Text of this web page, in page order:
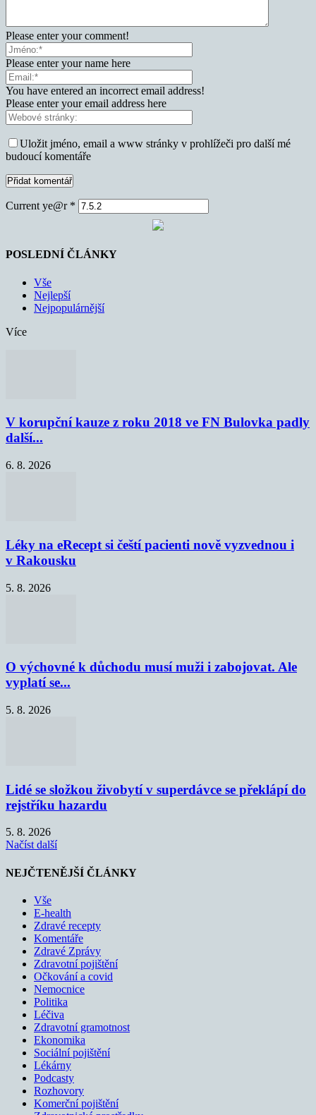
Please enter your comment!
Please enter your name here
You have entered an incorrect email address!
Please enter your email address here
Uložit jméno, email a www stránky v prohlížeči pro další mé
budoucí komentáře
Current ye@r *
POSLEDNÍ ČLÁNKY
Vše
Nejlepší
Nejpopulárnější
Více
V korupční kauze z roku 2018 ve FN Bulovka padly
další...
6. 8. 2026
Léky na eRecept si čeští pacienti nově vyzvednou i
v Rakousku
5. 8. 2026
O výchovné k důchodu musí muži i zabojovat. Ale
vyplatí se...
5. 8. 2026
Lidé se složkou živobytí v superdávce se překlápí do
rejstříku hazardu
5. 8. 2026
Načíst další
NEJČTENĚJŠÍ ČLÁNKY
Vše
E-health
Zdravé recepty
Komentáře
Zdravé Zprávy
Zdravotní pojištění
Očkování a covid
Nemocnice
Politika
Léčiva
Zdravotní gramotnost
Ekonomika
Sociální pojištění
Lékárny
Podcasty
Rozhovory
Komerční pojištění